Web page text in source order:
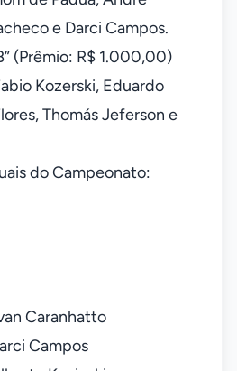
e Darci Campos.
(Prêmio: R$ 1.000,00)
Kozerski, Eduardo
Thomás Jeferson e
do Campeonato:
Caranhatto
Campos